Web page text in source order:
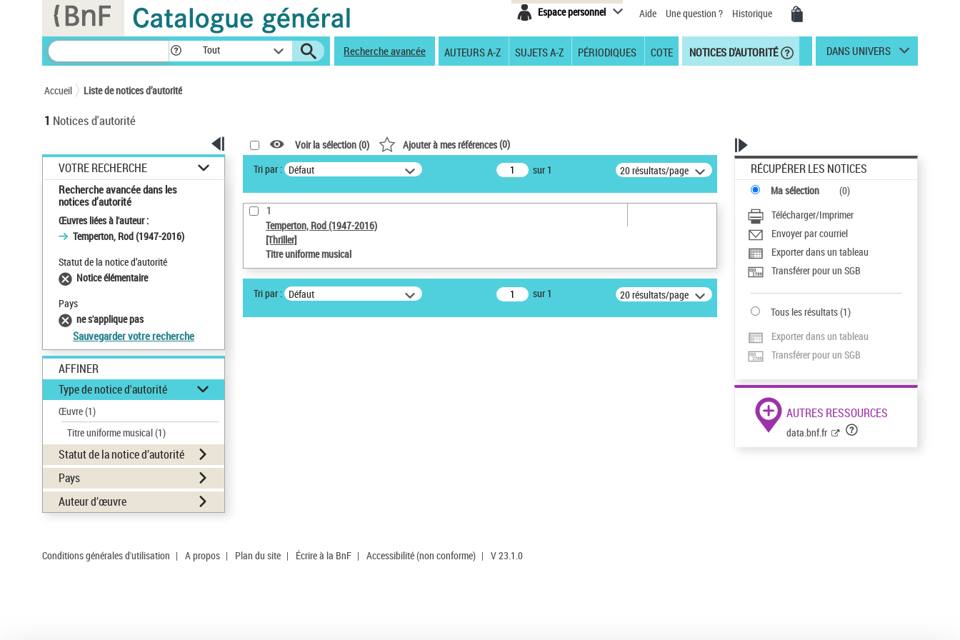
Espace personnel Aide Une question ? Historique
Tout Recherche avancée AUTEURS A-Z SUJETS A-Z PÉRIODIQUES COTE NOTICES D'AUTORITÉ DANS UNIVERS
Accueil Liste de notices d’autorité
1 Notices d'autorité
VOTRE RECHERCHE
Recherche avancée dans les
notices d’autorité
Œuvres liées à l'auteur :
Temperton, Rod (1947-2016)
Statut de la notice d’autorité
Notice élémentaire
Pays
ne s'applique pas
Sauvegarder votre recherche
AFFINER
Type de notice d'autorité
Œuvre(1)
Titre uniforme musical(1)
Statut de la notice d’autorité
Pays
Auteur d’œuvre
Voir la sélection (0) Ajouter à mes références(0)
Tri par : Défaut sur 1 20 résultats/page
1
Temperton, Rod (1947-2016)
[Thriller]
Titre uniforme musical
Tri par : Défaut sur 1 20 résultats/page
RÉCUPÉRER LES NOTICES
Ma sélection (0)
Télécharger/Imprimer
Envoyer par courriel
Exporter dans un tableau
Transférer pour un SGB
Tous les résultats(1)
Exporter dans un tableau
Transférer pour un SGB
AUTRES RESSOURCES
data.bnf.fr
Conditions générales d'utilisation | A propos | Plan du site | Écrire à la BnF | Accessibilité (non conforme) | V 23.1.0
Panneau de gestion des cookies